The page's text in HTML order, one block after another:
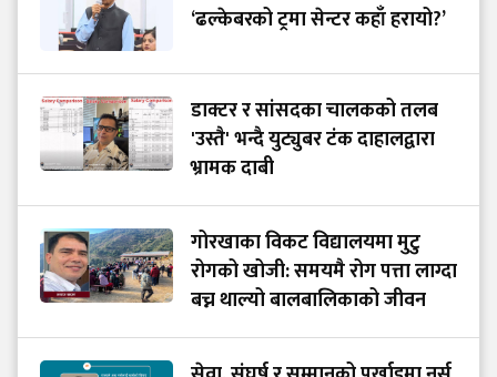
‘ढल्केबरको ट्रमा सेन्टर कहाँ हरायो?’
डाक्टर र सांसदका चालकको तलब
'उस्तै' भन्दै युट्युबर टंक दाहालद्वारा
भ्रामक दाबी
गोरखाका विकट विद्यालयमा मुटु
रोगको खोजी: समयमै रोग पत्ता लाग्दा
बच्न थाल्यो बालबालिकाको जीवन